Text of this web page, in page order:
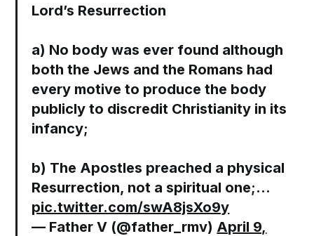
Lord’s Resurrection
a) No body was ever found although
both the Jews and the Romans had
every motive to produce the body
publicly to discredit Christianity in its
infancy;
b) The Apostles preached a physical
Resurrection, not a spiritual one;…
pic.twitter.com/swA8jsXo9y
— Father V (@father_rmv) April 9,